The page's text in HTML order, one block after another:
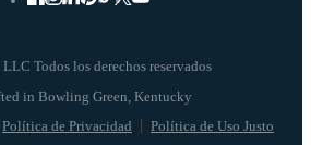
Todos los derechos reservados
Política de Privacidad Política de Uso Justo